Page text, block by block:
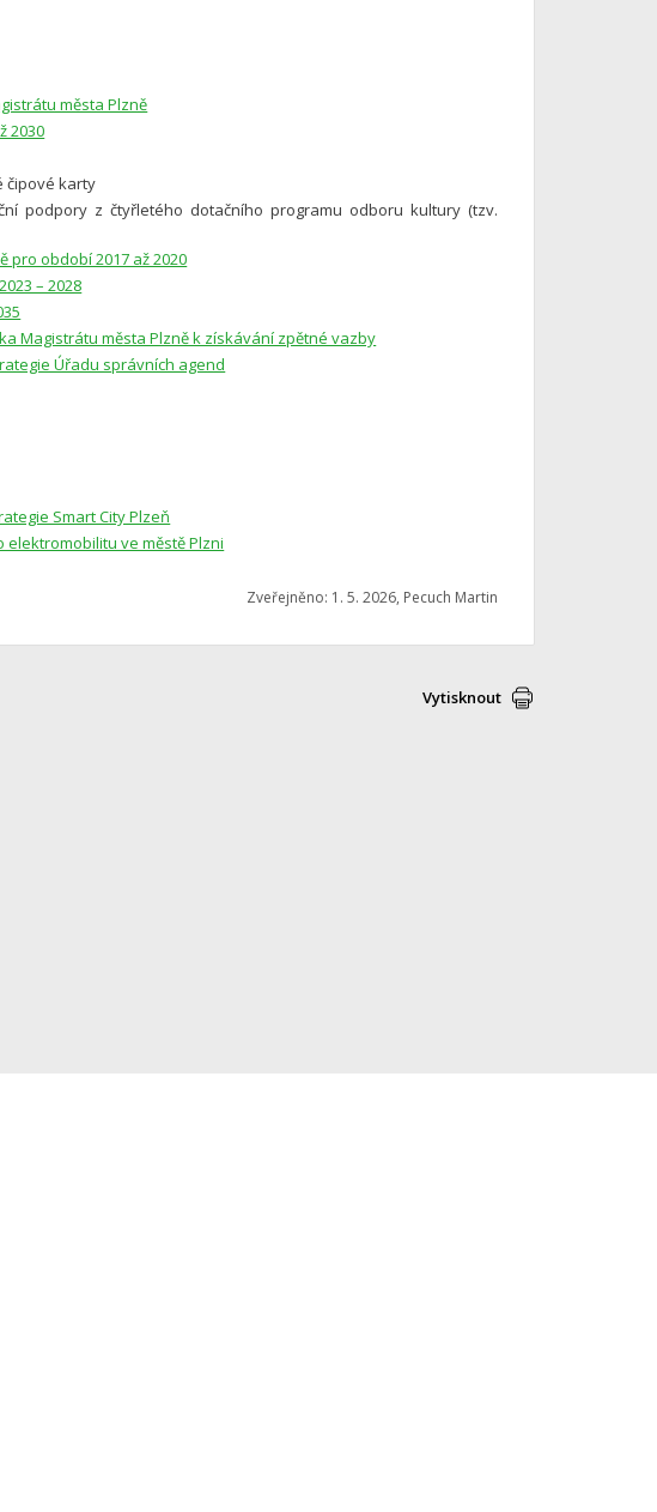
města Plzně
2030
čipové karty
podpory z čtyřletého dotačního programu odboru kultury (tzv.
pro období 2017 až 2020
– 2028
Magistrátu města Plzně k získávání zpětné vazby
Úřadu správních agend
Smart City Plzeň
ve městě Plzni
Zveřejněno: 1. 5. 2026, Pecuch Martin
Vytisknout